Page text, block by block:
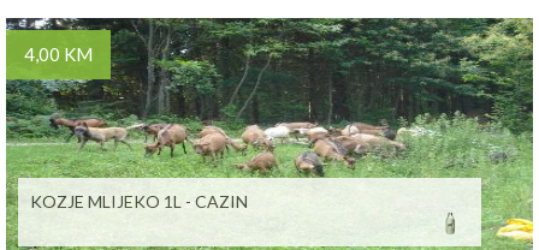
4,00 KM
KOZJE MLIJEKO 1L - CAZIN